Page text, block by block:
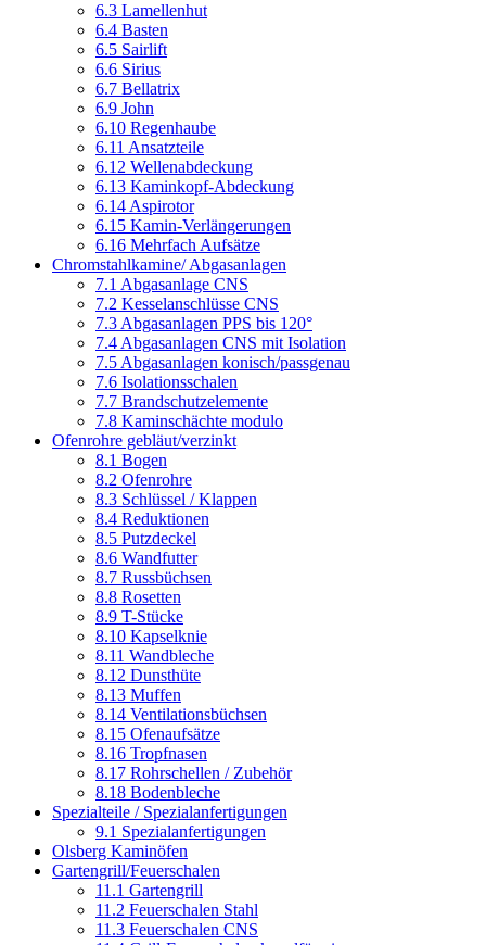
6.3 Lamellenhut
6.4 Basten
6.5 Sairlift
6.6 Sirius
6.7 Bellatrix
6.9 John
6.10 Regenhaube
6.11 Ansatzteile
6.12 Wellenabdeckung
6.13 Kaminkopf-Abdeckung
6.14 Aspirotor
6.15 Kamin-Verlängerungen
6.16 Mehrfach Aufsätze
Chromstahlkamine/ Abgasanlagen
7.1 Abgasanlage CNS
7.2 Kesselanschlüsse CNS
7.3 Abgasanlagen PPS bis 120°
7.4 Abgasanlagen CNS mit Isolation
7.5 Abgasanlagen konisch/passgenau
7.6 Isolationsschalen
7.7 Brandschutzelemente
7.8 Kaminschächte modulo
Ofenrohre gebläut/verzinkt
8.1 Bogen
8.2 Ofenrohre
8.3 Schlüssel / Klappen
8.4 Reduktionen
8.5 Putzdeckel
8.6 Wandfutter
8.7 Russbüchsen
8.8 Rosetten
8.9 T-Stücke
8.10 Kapselknie
8.11 Wandbleche
8.12 Dunsthüte
8.13 Muffen
8.14 Ventilationsbüchsen
8.15 Ofenaufsätze
8.16 Tropfnasen
8.17 Rohrschellen / Zubehör
8.18 Bodenbleche
Spezialteile / Spezialanfertigungen
9.1 Spezialanfertigungen
Olsberg Kaminöfen
Gartengrill/Feuerschalen
11.1 Gartengrill
11.2 Feuerschalen Stahl
11.3 Feuerschalen CNS